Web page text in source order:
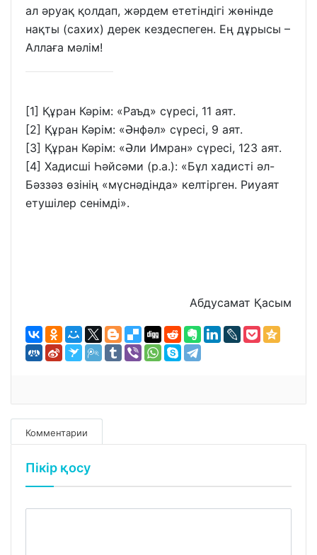
ал әруақ қолдап, жәрдем ететіндігі жөнінде
нақты (сахих) дерек кездеспеген. Ең дұрысы –
Аллаға мәлім!
[1] Құран Кәрім: «Раъд» сүресі, 11 аят.
[2] Құран Кәрім: «Әнфәл» сүресі, 9 аят.
[3] Құран Кәрім: «Әли Имран» сүресі, 123 аят.
[4] Хадисші Һәйсәми (р.а.): «Бұл хадисті әл-
Бәззәз өзінің «мүснәдінда» келтірген. Риуаят
етушілер сенімді».
Абдусамат Қасым
Комментарии
Пікір қосу